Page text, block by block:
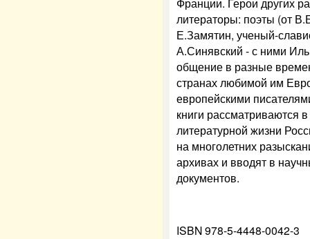
литераторы: поэты (от
Е.Замятин, ученый-
А.Синявский - с ними
общение в разные
странах любимой им
европейскими
книги рассматриваются
литературной жизни
на многолетних
архивах и вводят в
документов.
ISBN 978-5-4448-0042-3